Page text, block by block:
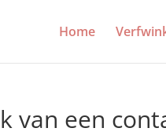
Home
van een